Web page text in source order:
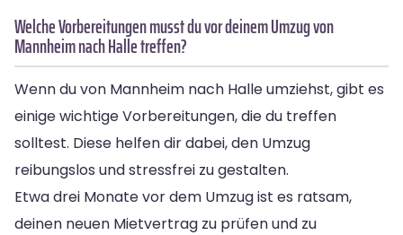
Welche Vorbereitungen musst du vor deinem Umzug von
Mannheim nach Halle treffen?
Wenn du von Mannheim nach Halle umziehst, gibt es
einige wichtige Vorbereitungen, die du treffen
solltest. Diese helfen dir dabei, den Umzug
reibungslos und stressfrei zu gestalten.
Etwa drei Monate vor dem Umzug ist es ratsam,
deinen neuen Mietvertrag zu prüfen und zu